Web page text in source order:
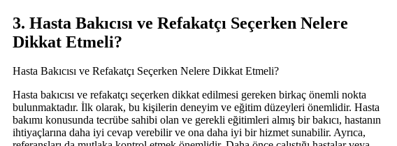
3. Hasta Bakıcısı ve Refakatçı Seçerken Nelere
Dikkat Etmeli?
Hasta Bakıcısı ve Refakatçı Seçerken Nelere Dikkat Etmeli?
Hasta bakıcısı ve refakatçı seçerken dikkat edilmesi gereken birkaç önemli nokta
bulunmaktadır. İlk olarak, bu kişilerin deneyim ve eğitim düzeyleri önemlidir. Hasta
bakımı konusunda tecrübe sahibi olan ve gerekli eğitimleri almış bir bakıcı, hastanın
ihtiyaçlarına daha iyi cevap verebilir ve ona daha iyi bir hizmet sunabilir. Ayrıca,